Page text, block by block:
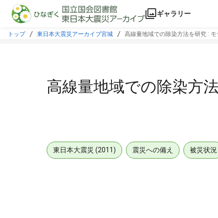
本文に飛ぶ
ギャラリー
トップ 東日本大震災アーカイブ宮城 高線量地域での除染方法を研究 :
高線量地域での除染方
東日本大震災 (2011) 震災への備え 被災状況